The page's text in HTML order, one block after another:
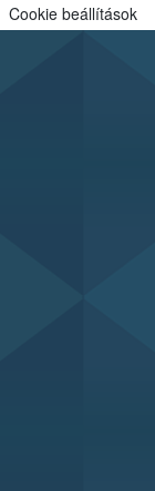
Cookie beállítások